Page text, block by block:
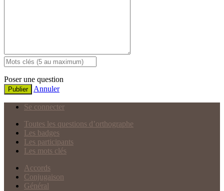
Poser une question
Publier Annuler
Se connecter
Toutes les questions d’orthographe
Les badges
Les participants
Les mots clés
Accords
Conjugaison
Général